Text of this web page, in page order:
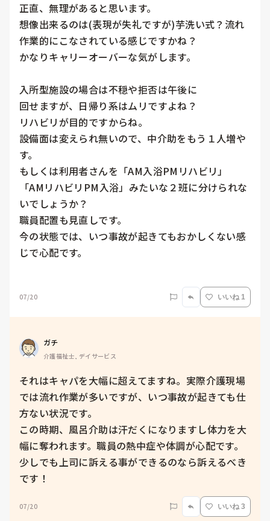
正直、無理があると思います。
想像出来るのは(表現が失礼ですが)芋洗い式？流れ
作業的にこなされている感じですかね？
かなりキャリーオーバーな気がします。
入所型施設の場合は不穏や拒否は午後に
回せますが、日帰り系はムリですよね？
リハビリが目的ですからね。
設備面は変えられ無いので、中介助をもう１人増や
す。
もしくは利用者さんを「AM入浴PMリハビリ」
「AMリハビリPM入浴」みたいな２班に分けられな
いでしょうか？
職員配置も見直しです。
今の状態では、いつ事故が起きてもおかしくない感
じで心配です。
07/20 いいね 1
ガチ
介護福祉士, デイサービス
それはキャパを大幅に超えてますね。実際介護現場
では流れ作業が多いですが、いつ事故が起きても仕
方ない状況です。
この時期、風呂介助は汗だくになりますし体力を大
幅に奪われます。職員の熱中症や体調が心配です。
少しでも上司に訴える事ができるのなら訴えるべき
です！
07/20 いいね 3